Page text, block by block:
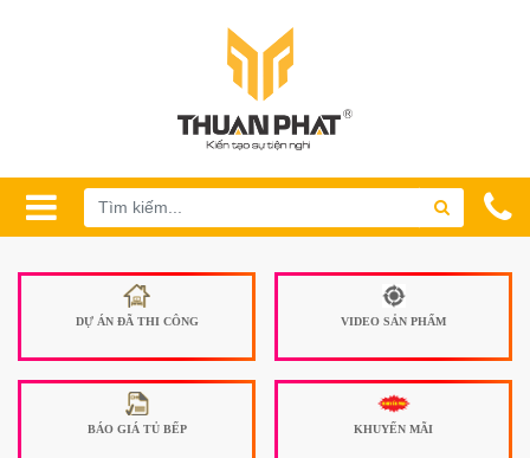
DỰ ÁN ĐÃ THI CÔNG VIDEO SẢN PHẨM
BÁO GIÁ TỦ BẾP KHUYẾN MÃI